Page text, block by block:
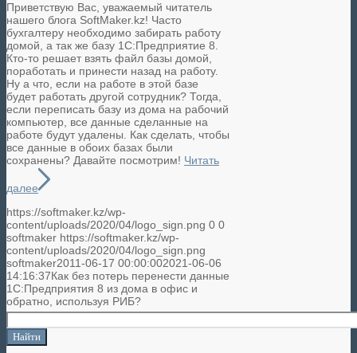
Приветствую Вас, уважаемый читатель
нашего блога SoftMaker.kz! Часто
бухгалтеру необходимо забирать работу
домой, а так же базу 1С:Предприятие 8.
Кто-то решает взять файл базы домой,
поработать и принести назад на работу.
Ну а что, если на работе в этой базе
будет работать другой сотрудник? Тогда,
если переписать базу из дома на рабочий
компьютер, все данные сделанные на
работе будут удалены. Как сделать, чтобы
все данные в обоих базах были
сохранены? Давайте посмотрим! Читать
далее
https://softmaker.kz/wp-
content/uploads/2020/04/logo_sign.png 0 0
softmaker https://softmaker.kz/wp-
content/uploads/2020/04/logo_sign.png
softmaker2011-06-17 00:00:002021-06-06
14:16:37Как без потерь перенести данные
1С:Предприятия 8 из дома в офис и
обратно, используя РИБ?